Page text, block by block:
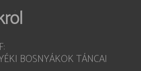
BOSNYÁKOK TÁNCAI